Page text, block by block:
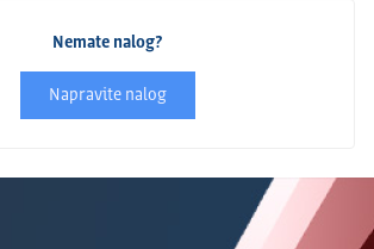
Nemate nalog?
Napravite nalog